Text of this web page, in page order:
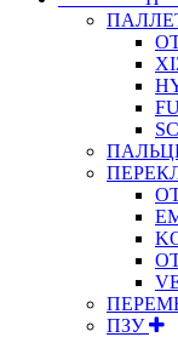
ПЗУ